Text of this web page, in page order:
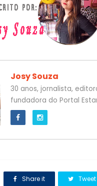
Josy Souza
30 anos, jornalista,
fundadora do Portal
Share it Tweet